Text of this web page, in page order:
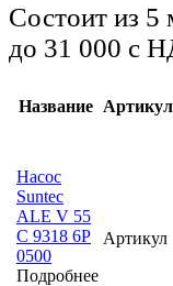
Состоит из 5
до 31 000 с
Название Артикул
Насос
Suntec
ALE V 55
C 9318 6P
0500
Подробнее
Артикул